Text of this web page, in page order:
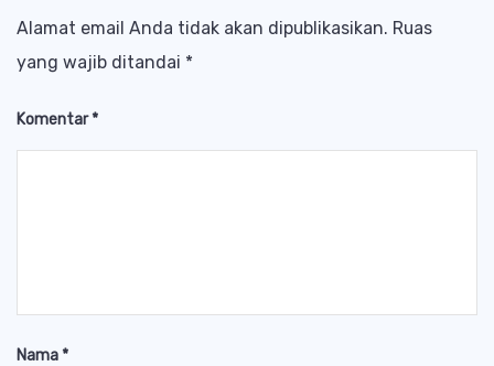
Alamat email Anda tidak akan dipublikasikan. Ruas
yang wajib ditandai *
Komentar*
Nama*